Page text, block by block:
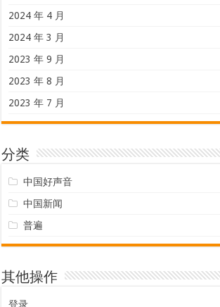
2024 年 4 月
2024 年 3 月
2023 年 9 月
2023 年 8 月
2023 年 7 月
分类
中国好声音
中国新闻
普遍
其他操作
登录